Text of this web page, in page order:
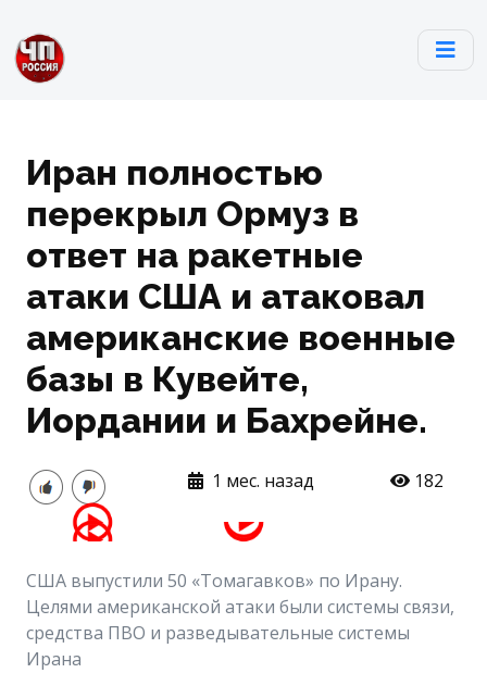
Иран полностью
перекрыл Ормуз в
ответ на ракетные
атаки США и атаковал
американские военные
базы в Кувейте,
Иордании и Бахрейне.
1 мес. назад 182
США выпустили 50 «Томагавков» по Ирану.
Целями американской атаки были системы связи,
средства ПВО и разведывательные системы
Ирана